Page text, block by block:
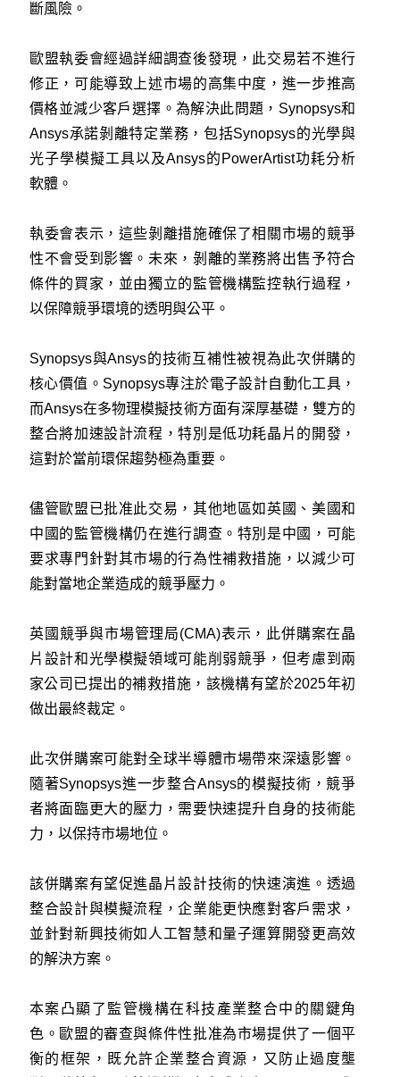
斷風險。
歐盟執委會經過詳細調查後發現，此交易若不進行
修正，可能導致上述市場的高集中度，進一步推高
價格並減少客戶選擇。為解決此問題，Synopsys和
Ansys承諾剝離特定業務，包括Synopsys的光學與
光子學模擬工具以及Ansys的PowerArtist功耗分析
軟體。
執委會表示，這些剝離措施確保了相關市場的競爭
性不會受到影響。未來，剝離的業務將出售予符合
條件的買家，並由獨立的監管機構監控執行過程，
以保障競爭環境的透明與公平。
Synopsys與Ansys的技術互補性被視為此次併購的
核心價值。Synopsys專注於電子設計自動化工具，
而Ansys在多物理模擬技術方面有深厚基礎，雙方的
整合將加速設計流程，特別是低功耗晶片的開發，
這對於當前環保趨勢極為重要。
儘管歐盟已批准此交易，其他地區如英國、美國和
中國的監管機構仍在進行調查。特別是中國，可能
要求專門針對其市場的行為性補救措施，以減少可
能對當地企業造成的競爭壓力。
英國競爭與市場管理局(CMA)表示，此併購案在晶
片設計和光學模擬領域可能削弱競爭，但考慮到兩
家公司已提出的補救措施，該機構有望於2025年初
做出最終裁定。
此次併購案可能對全球半導體市場帶來深遠影響。
隨著Synopsys進一步整合Ansys的模擬技術，競爭
者將面臨更大的壓力，需要快速提升自身的技術能
力，以保持市場地位。
該併購案有望促進晶片設計技術的快速演進。透過
整合設計與模擬流程，企業能更快應對客戶需求，
並針對新興技術如人工智慧和量子運算開發更高效
的解決方案。
本案凸顯了監管機構在科技產業整合中的關鍵角
色。歐盟的審查與條件性批准為市場提供了一個平
衡的框架，既允許企業整合資源，又防止過度壟